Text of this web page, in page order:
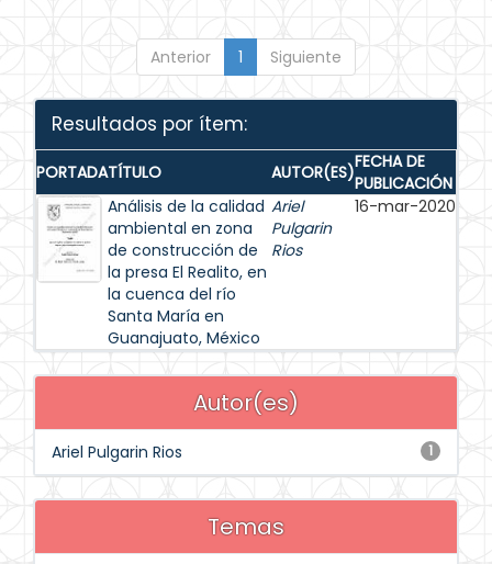
Anterior 1 Siguiente
Resultados por ítem:
PORTADATÍTULO AUTOR(ES)FECHA DE
PUBLICACIÓN
Análisis de la calidad
ambiental en zona
de construcción de
la presa El Realito, en
la cuenca del río
Santa María en
Guanajuato, México
Ariel
Pulgarin
Rios
16-mar-2020
Autor(es)
1
Ariel Pulgarin Rios
Temas